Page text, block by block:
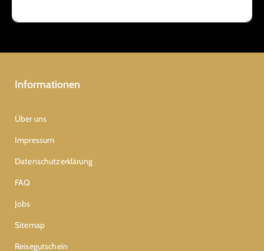
Informationen
Über uns
Impressum
Datenschutzerklärung
FAQ
Jobs
Sitemap
Reisegutschein